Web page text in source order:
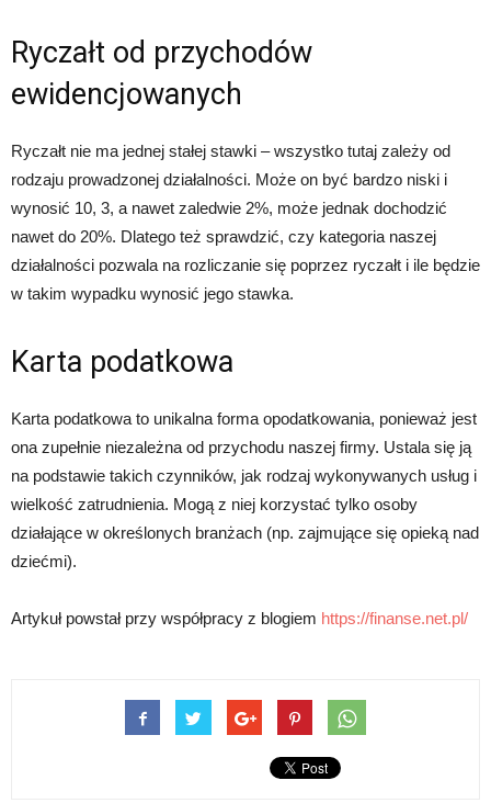
Ryczałt od przychodów
ewidencjowanych
Ryczałt nie ma jednej stałej stawki – wszystko tutaj zależy od
rodzaju prowadzonej działalności. Może on być bardzo niski i
wynosić 10, 3, a nawet zaledwie 2%, może jednak dochodzić
nawet do 20%. Dlatego też sprawdzić, czy kategoria naszej
działalności pozwala na rozliczanie się poprzez ryczałt i ile będzie
w takim wypadku wynosić jego stawka.
Karta podatkowa
Karta podatkowa to unikalna forma opodatkowania, ponieważ jest
ona zupełnie niezależna od przychodu naszej firmy. Ustala się ją
na podstawie takich czynników, jak rodzaj wykonywanych usług i
wielkość zatrudnienia. Mogą z niej korzystać tylko osoby
działające w określonych branżach (np. zajmujące się opieką nad
dziećmi).
Artykuł powstał przy współpracy z blogiem https://finanse.net.pl/